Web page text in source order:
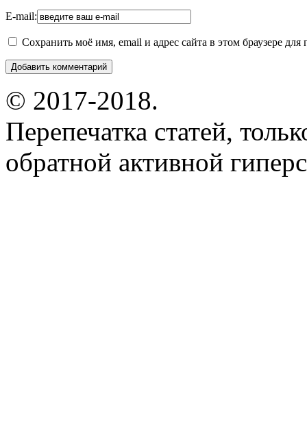
E-mail:
Сохранить моё имя, email и адрес сайта в этом браузере
© 2017-2018.
Перепечатка статей,
обратной активной